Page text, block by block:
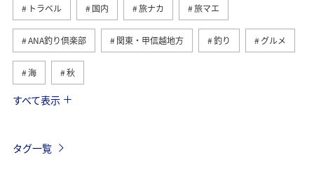
トラベル 国内 旅ナカ 旅マエ
ANA釣り倶楽部 関東・甲信越地方 釣り グルメ
海 秋
春 八丈島
すべて表示
タグ一覧